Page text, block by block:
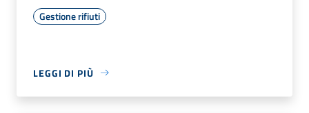
Gestione rifiuti
LEGGI DI PIÙ